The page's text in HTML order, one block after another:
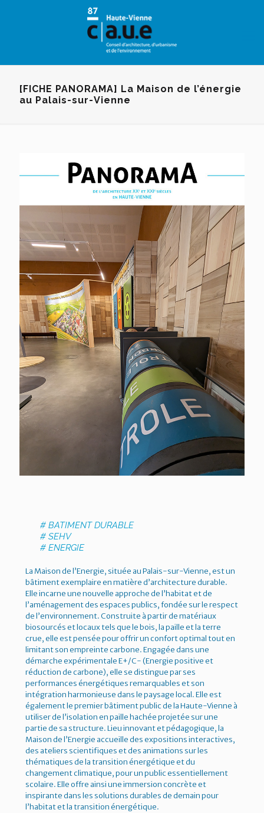
[FICHE PANORAMA] La Maison de l’énergie
au Palais-sur-Vienne
# BATIMENT DURABLE
# SEHV
# ENERGIE
La Maison de l’Energie, située au Palais-sur-Vienne, est un
bâtiment exemplaire en matière d’architecture durable.
Elle incarne une nouvelle approche de l’habitat et de
l’aménagement des espaces publics, fondée sur le respect
de l’environnement. Construite à partir de matériaux
biosourcés et locaux tels que le bois, la paille et la terre
crue, elle est pensée pour offrir un confort optimal tout en
limitant son empreinte carbone. Engagée dans une
démarche expérimentale E+/C- (Energie positive et
réduction de carbone), elle se distingue par ses
performances énergétiques remarquables et son
intégration harmonieuse dans le paysage local. Elle est
également le premier bâtiment public de la Haute-Vienne à
utiliser de l’isolation en paille hachée projetée sur une
partie de sa structure. Lieu innovant et pédagogique, la
Maison de l’Energie accueille des expositions interactives,
des ateliers scientifiques et des animations sur les
thématiques de la transition énergétique et du
changement climatique, pour un public essentiellement
scolaire. Elle offre ainsi une immersion concrète et
inspirante dans les solutions durables de demain pour
l’habitat et la transition énergétique.
Panneau de gestion des cookies